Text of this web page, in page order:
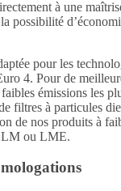
à une
possibilité
pour les
4. Pour de
émissions les
filtres à particules
de nos produits à
LM ou LME.